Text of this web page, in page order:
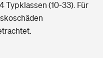
Typklassen (10-33). Für